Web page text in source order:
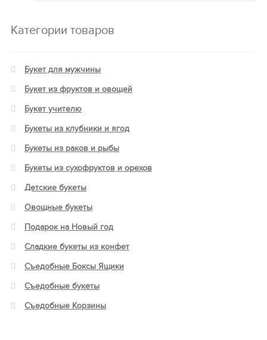
Категории товаров
Букет для мужчины
Букет из фруктов и овощей
Букет учителю
Букеты из клубники и ягод
Букеты из раков и рыбы
Букеты из сухофруктов и орехов
Детские букеты
Овощные букеты
Подарок на Новый год
Сладкие букеты из конфет
Съедобные Боксы Ящики
Съедобные букеты
Съедобные Корзины